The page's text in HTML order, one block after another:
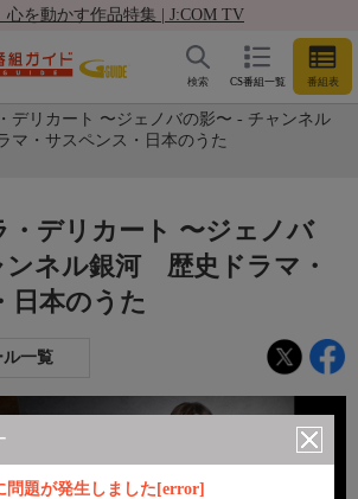
心を動かす作品特集 | J:COM TV
CS番組一覧 番組表
検索
デリカート 〜ジェノバの影〜 - チャンネル
・サスペンス・日本のうた
問題が発生しました[error]
・デリカート 〜ジェノバ
ンネル銀河 歴史ドラマ・
日本のうた
ル一覧